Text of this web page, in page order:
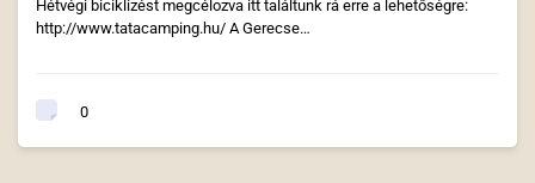
Hétvégi biciklizést megcélozva itt találtunk rá erre a lehetőségre:
http://www.tatacamping.hu/ A Gerecse…
0